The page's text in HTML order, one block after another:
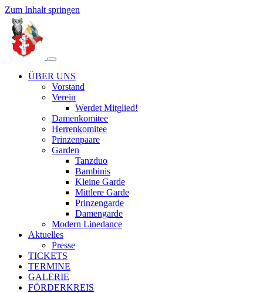
Zum Inhalt springen
Toggle navigation
ÜBER UNS
Vorstand
Verein
Werdet Mitglied!
Damenkomitee
Herrenkomitee
Prinzenpaare
Garden
Tanzduo
Bambinis
Kleine Garde
Mittlere Garde
Prinzengarde
Damengarde
Modern Linedance
Aktuelles
Presse
TICKETS
TERMINE
GALERIE
FÖRDERKREIS